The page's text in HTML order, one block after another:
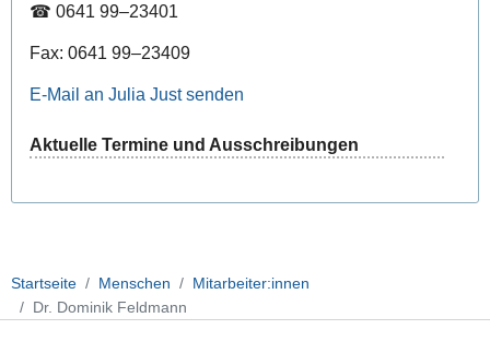
☎ 0641 99–23401
Fax: 0641 99–23409
E-Mail an Julia Just senden
Aktuelle Termine und Ausschreibungen
Startseite Menschen
Mitarbeiter:innen
Dr. Dominik Feldmann